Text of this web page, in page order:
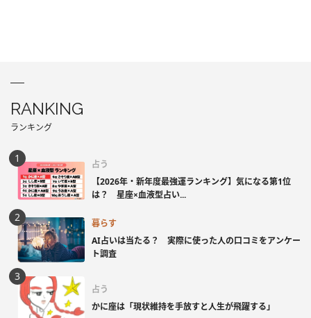
RANKING
ランキング
占う
【2026年・新年度最強運ランキング】気になる第1位
は？ 星座×血液型占い...
暮らす
AI占いは当たる？ 実際に使った人の口コミをアンケー
ト調査
占う
かに座は「現状維持を手放すと人生が飛躍する」